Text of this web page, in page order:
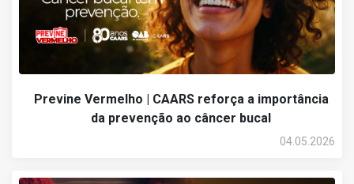
Previne Vermelho | CAARS reforça a importância
da prevenção ao câncer bucal
04.05.2026